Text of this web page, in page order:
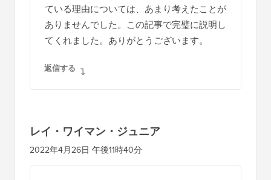
ている理由については、あまり考えたことが
ありませんでした。この記事で完璧に説明し
てくれました。ありがとうございます。
返信する
レイ・ワイマン・ジュニア
2022年4月26日 午後11時40分